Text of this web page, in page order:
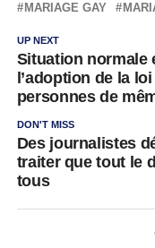
MARIAGE GAY
UP NEXT
Situation normale
l’adoption de la
personnes de
DON'T MISS
Des journalistes
traiter que tout le
tous